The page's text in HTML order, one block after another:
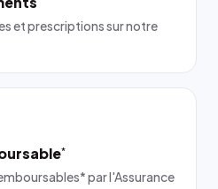
et prescriptions sur notre
*
par l'Assurance